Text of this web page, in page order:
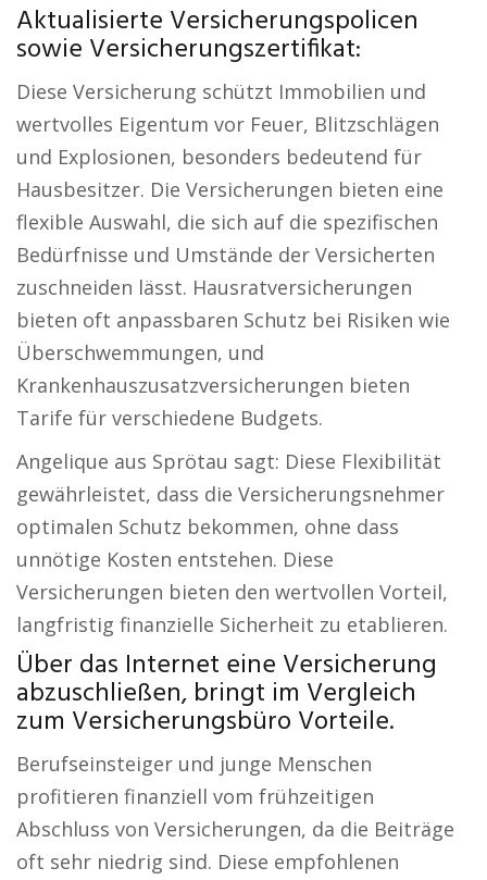
Aktualisierte Versicherungspolicen
sowie Versicherungszertifikat:
Diese Versicherung schützt Immobilien und
wertvolles Eigentum vor Feuer, Blitzschlägen
und Explosionen, besonders bedeutend für
Hausbesitzer. Die Versicherungen bieten eine
flexible Auswahl, die sich auf die spezifischen
Bedürfnisse und Umstände der Versicherten
zuschneiden lässt. Hausratversicherungen
bieten oft anpassbaren Schutz bei Risiken wie
Überschwemmungen, und
Krankenhauszusatzversicherungen bieten
Tarife für verschiedene Budgets.
Angelique aus Sprötau sagt: Diese Flexibilität
gewährleistet, dass die Versicherungsnehmer
optimalen Schutz bekommen, ohne dass
unnötige Kosten entstehen. Diese
Versicherungen bieten den wertvollen Vorteil,
langfristig finanzielle Sicherheit zu etablieren.
Über das Internet eine Versicherung
abzuschließen, bringt im Vergleich
zum Versicherungsbüro Vorteile.
Berufseinsteiger und junge Menschen
profitieren finanziell vom frühzeitigen
Abschluss von Versicherungen, da die Beiträge
oft sehr niedrig sind. Diese empfohlenen